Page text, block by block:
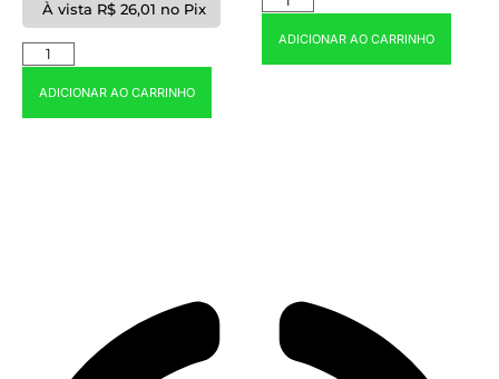
À vista R$26,01 no Pix
ADICIONAR AO CARRINHO
ADICIONAR AO CARRINHO